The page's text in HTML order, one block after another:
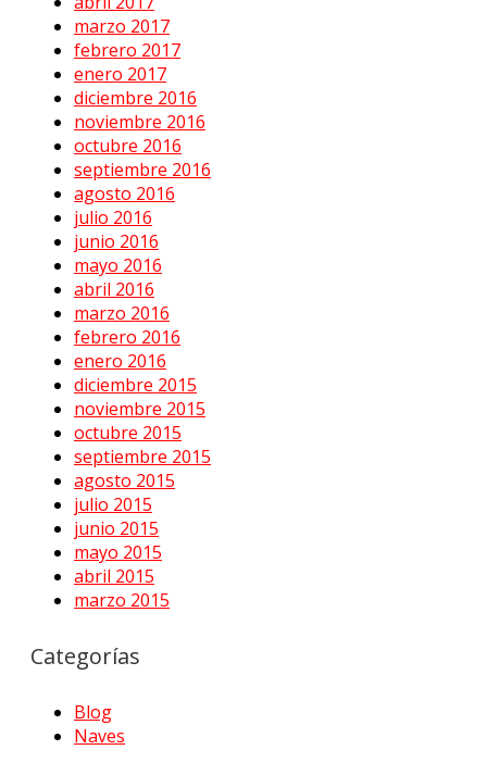
marzo 2017
febrero 2017
enero 2017
diciembre 2016
noviembre 2016
octubre 2016
septiembre 2016
agosto 2016
julio 2016
junio 2016
mayo 2016
abril 2016
marzo 2016
febrero 2016
enero 2016
diciembre 2015
noviembre 2015
octubre 2015
septiembre 2015
agosto 2015
julio 2015
junio 2015
mayo 2015
abril 2015
marzo 2015
Categorías
Blog
Naves